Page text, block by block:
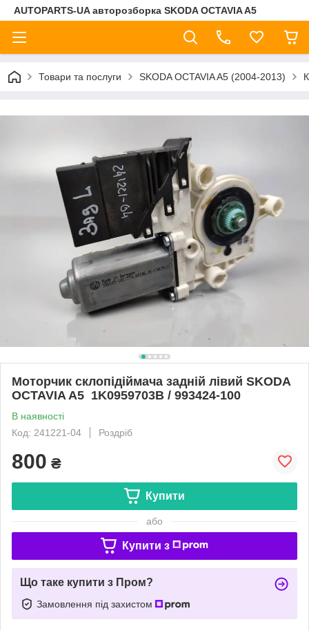
AUTOPARTS-UA авторозборка SKODA OCTAVIA A5
Товари та послуги SKODA OCTAVIA A5 (2004-2013)
Моторчик склопідіймача задній лівий SKODA
OCTAVIA A5 1K0959703B / 993424-100
В наявності
Код: 241221-04
Роздріб
800 ₴
Купити
або
Купити з
Що таке купити з Пром?
Замовлення під захистом